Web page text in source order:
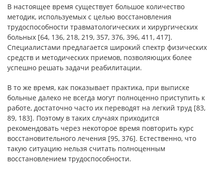
В настоящее время существует большое количество
методик, используемых с целью восстановления
трудоспособности травматологических и хирургических
больных [64, 136, 218, 219, 357, 376, 396, 411, 417].
Специалистами предлагается широкий спектр физических
средств и методических приемов, позволяющих более
успешно решать задачи реабилитации.
В то же время, как показывает практика, при выписке
больные далеко не всегда могут полноценно приступить к
работе, достаточно часто их переводят на легкий труд [83,
89, 183]. Поэтому в таких случаях приходится
рекомендовать через некоторое время повторить курс
восстановительного лечения [95, 376]. Естественно, что
такую ситуацию нельзя считать полноценным
восстановлением трудоспособности.